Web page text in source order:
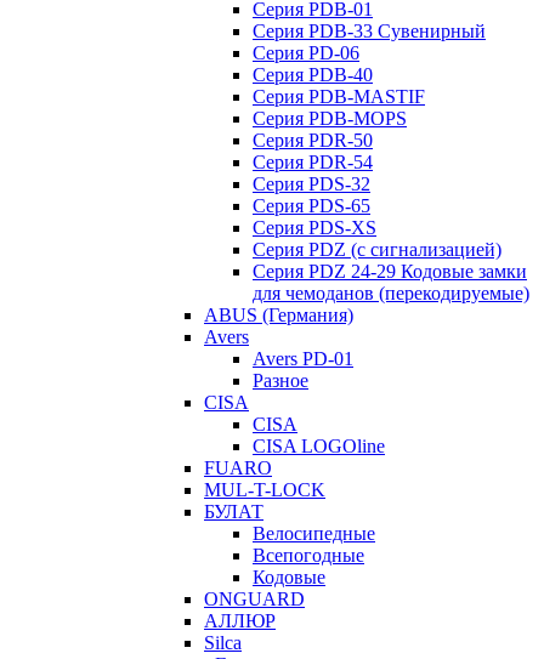
Серия PDB-01
Серия PDB-33 Сувенирный
Серия PD-06
Серия PDB-40
Серия PDB-MASTIF
Серия PDB-MOPS
Серия PDR-50
Серия PDR-54
Серия PDS-32
Серия PDS-65
Серия PDS-XS
Серия PDZ (с сигнализацией)
Серия PDZ 24-29 Кодовые замки
для чемоданов (перекодируемые)
ABUS (Германия)
Avers
Avers PD-01
Разное
CISA
CISA
CISA LOGOline
FUARO
MUL-T-LOCK
БУЛАТ
Велосипедные
Всепогодные
Кодовые
ONGUARD
АЛЛЮР
Silca